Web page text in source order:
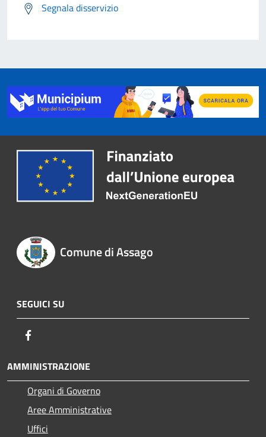
Segnala disservizio
Comune di Assago
SEGUICI SU
AMMINISTRAZIONE
Organi di Governo
Aree Amministrative
Uffici